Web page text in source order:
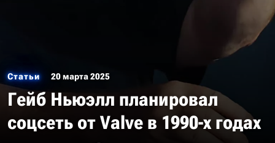
Статьи 20 марта 2025
Гейб Ньюэлл планировал
соцсеть от Valve в 1990-х годах